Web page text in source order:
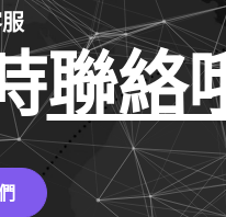
聯絡